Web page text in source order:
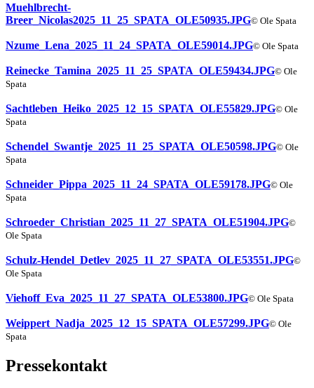
Muehlbrecht-
Breer_Nicolas2025_11_25_SPATA_OLE50935.JPG© Ole Spata
Nzume_Lena_2025_11_24_SPATA_OLE59014.JPG© Ole Spata
Reinecke_Tamina_2025_11_25_SPATA_OLE59434.JPG© Ole
Spata
Sachtleben_Heiko_2025_12_15_SPATA_OLE55829.JPG© Ole
Spata
Schendel_Swantje_2025_11_25_SPATA_OLE50598.JPG© Ole
Spata
Schneider_Pippa_2025_11_24_SPATA_OLE59178.JPG© Ole
Spata
Schroeder_Christian_2025_11_27_SPATA_OLE51904.JPG©
Ole Spata
Schulz-Hendel_Detlev_2025_11_27_SPATA_OLE53551.JPG©
Ole Spata
Viehoff_Eva_2025_11_27_SPATA_OLE53800.JPG© Ole Spata
Weippert_Nadja_2025_12_15_SPATA_OLE57299.JPG© Ole
Spata
Pressekontakt